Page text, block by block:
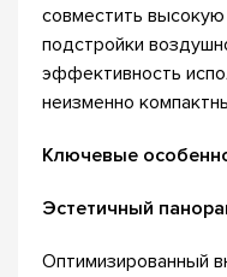
совместить
подстройки
эффективность
неизменно
Ключевые
Эстетичный
Оптимизированный